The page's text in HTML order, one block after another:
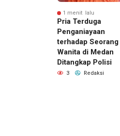
1 menit lalu
Pria Terduga
Penganiayaan
terhadap Seorang
Wanita di Medan
Ditangkap Polisi
3 Redaksi